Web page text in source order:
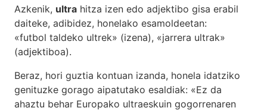
Azkenik, ultra hitza izen edo adjektibo gisa erabil
daiteke, adibidez, honelako esamoldeetan:
«futbol taldeko ultrek» (izena), «jarrera ultrak»
(adjektiboa).
Beraz, hori guztia kontuan izanda, honela idatziko
genituzke gorago aipatutako esaldiak: «Ez da
ahaztu behar Europako ultraeskuin gogorrenaren